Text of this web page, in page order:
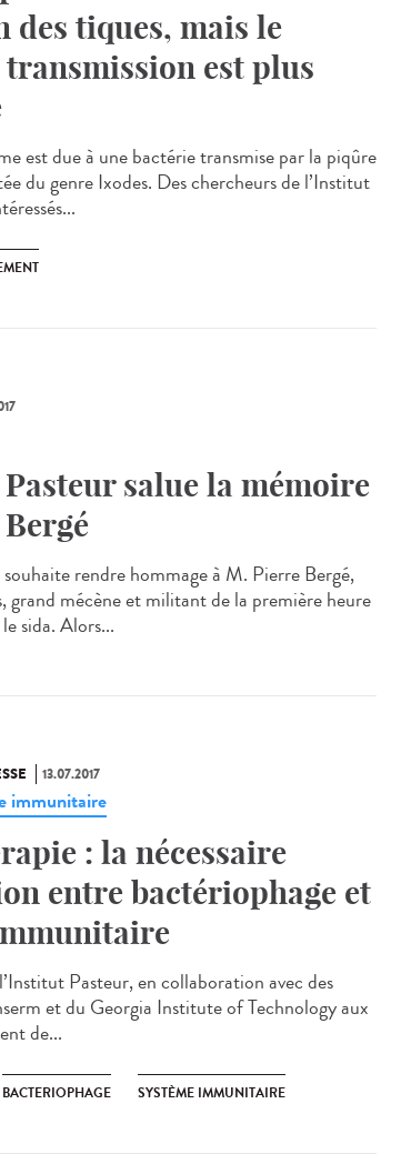
des tiques, mais le
est plus
est due à une bactérie transmise par la piqûre
du genre Ixodes. Des chercheurs de l’Institut
salue la mémoire
rendre hommage à M. Pierre Bergé,
grand mécène et militant de la première heure
sida. Alors...
13.07.2017
immunitaire
: la nécessaire
entre bactériophage et
Pasteur, en collaboration avec des
et du Georgia Institute of Technology aux
de...
BACTERIOPHAGE SYSTÈME IMMUNITAIRE